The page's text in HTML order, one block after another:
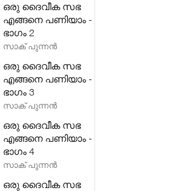
ഒരു ദൈവീക സഭ
എങ്ങനെ പണിയാം -
ഭാഗം 2
സാക് പുന്നൻ
ഒരു ദൈവീക സഭ
എങ്ങനെ പണിയാം -
ഭാഗം 3
സാക് പുന്നൻ
ഒരു ദൈവീക സഭ
എങ്ങനെ പണിയാം -
ഭാഗം 4
സാക് പുന്നൻ
ഒരു ദൈവീക സഭ